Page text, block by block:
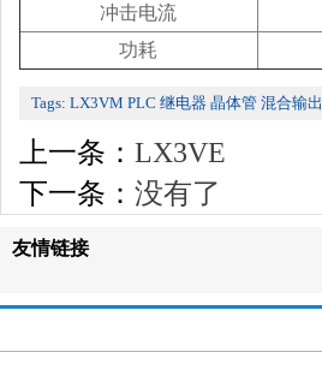
冲击电流
功耗
Tags: LX3VM PLC 继电器 晶体管 混合输出
上一条： LX3VE
下一条： 没有了
友情链接